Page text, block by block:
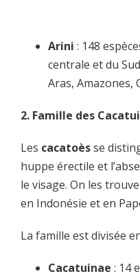
Youyou
Arini : 148
centrale et du
Aras, Amazones,
2. Famille des
Les cacatoèsse
huppe érectile et
le visage. On les
en Indonésie et en
La famille est divisée
Cacatuinae : 14